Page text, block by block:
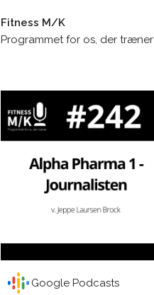
Fitness M/K
Programmet for os, der træner
Google Podcasts